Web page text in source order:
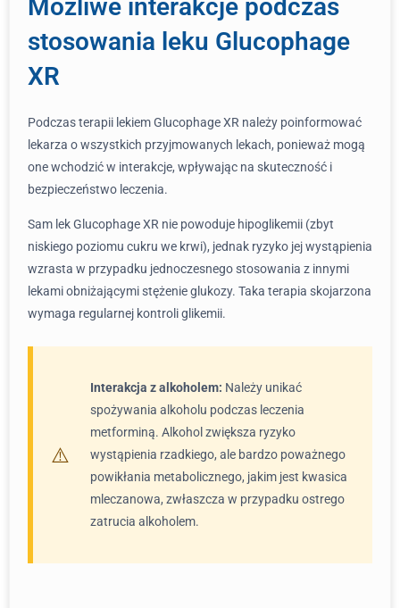
Możliwe interakcje podczas
stosowania leku Glucophage
XR
Podczas terapii lekiem Glucophage XR należy poinformować
lekarza o wszystkich przyjmowanych lekach, ponieważ mogą
one wchodzić w interakcje, wpływając na skuteczność i
bezpieczeństwo leczenia.
Sam lek Glucophage XR nie powoduje hipoglikemii (zbyt
niskiego poziomu cukru we krwi), jednak ryzyko jej wystąpienia
wzrasta w przypadku jednoczesnego stosowania z innymi
lekami obniżającymi stężenie glukozy. Taka terapia skojarzona
wymaga regularnej kontroli glikemii.
Interakcja z alkoholem: Należy unikać
spożywania alkoholu podczas leczenia
metforminą. Alkohol zwiększa ryzyko
wystąpienia rzadkiego, ale bardzo poważnego
powikłania metabolicznego, jakim jest kwasica
mleczanowa, zwłaszcza w przypadku ostrego
zatrucia alkoholem.